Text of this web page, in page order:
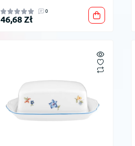
0
46,68 Zł